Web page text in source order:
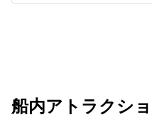
船内アトラクシ